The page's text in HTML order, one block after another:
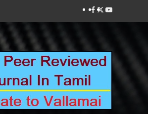
Facebook
TwitterYoutube